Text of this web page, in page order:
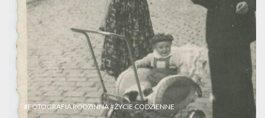
#FOTOGRAFIA RODZINNA#ŻYCIE CODZIENNE